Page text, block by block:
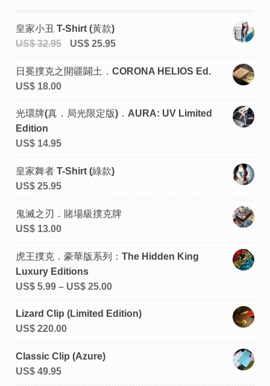
皇家小丑 T-Shirt (黃款)
US$32.95 US$25.95
日冕撲克之開疆闢土．CORONA HELIOS Ed.
US$18.00
光環牌(真．局光限定版)．AURA: UV Limited
Edition
US$14.95
皇家舞者 T-Shirt (綠款)
US$25.95
鬼滅之刃．賭場級撲克牌
US$13.00
虎王撲克．豪華版系列：The Hidden King
Luxury Editions
US$5.99– US$25.00
Lizard Clip (Limited Edition)
US$220.00
Classic Clip (Azure)
US$49.95